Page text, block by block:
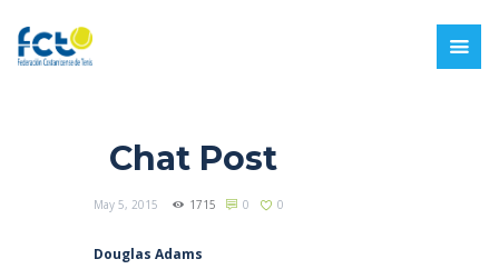
Chat Post
May 5, 2015 1715 0 0
Douglas Adams